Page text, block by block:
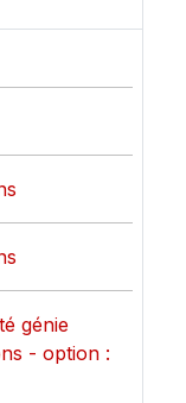
génie
- option :